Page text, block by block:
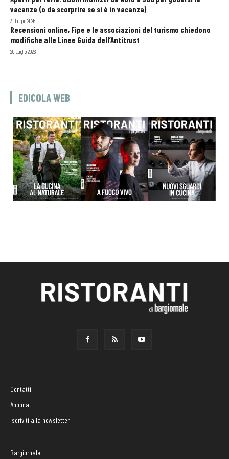
vacanze (o da scorprire se si è in vacanza)
31 Luglio 2026
Recensioni online, Fipe e le associazioni del turismo chiedono
modifiche alle Linee Guida dell’Antitrust
20 Luglio 2026
EDICOLA WEB
Contatti
Abbonati
Iscriviti alla newsletter
Bargiornale